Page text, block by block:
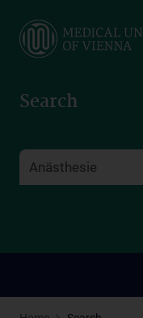
main
Search